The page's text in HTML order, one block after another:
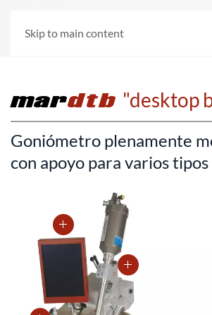
Skip to main content
mardtb "desktop
Goniómetro plenamente
con apoyo para varios